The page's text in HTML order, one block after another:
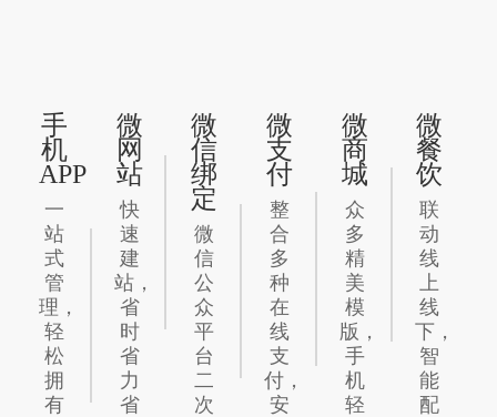
手
机
APP
一
站
式
管
理，
轻
松
拥
有
微
网
站
快
速
建
站，
省
时
省
力
省
微
信
绑
定
微
信
公
众
平
台
二
次
微
支
付
整
合
多
种
在
线
支
付，
安
微
商
城
众
多
精
美
模
版，
手
机
轻
微
餐
饮
联
动
线
上
线
下，
智
能
配